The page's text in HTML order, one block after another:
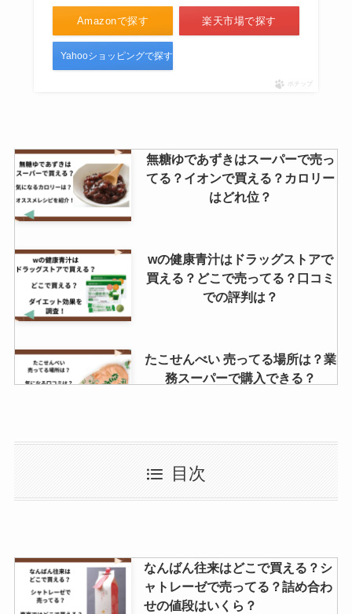
Amazonで探す 楽天市場で探す
Yahooショッピングで探す
ポチップ
無糖ゆであずきはスーパーで売っ
てる？イオンで買える？カロリー
はどれ位？
wの健康青汁はドラッグストアで
買える？どこで売ってる？口コミ
での評判は？
たこせんべい 売ってる場所は？業
務スーパーで購入できる？
了？チャーハンやワンタンスープ
は売ってる？いつまで買える？
エンゼルパイは販売終了？ドンキ
やAmazonで売ってる？値段はい
くら？
目次
なんばん往来はどこで買える？シ
ャトレーゼで売ってる？詰め合わ
せの値段はいくら？